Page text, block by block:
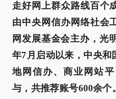
走好网上群众路线百个
由中央网信办网络社会
网发展基金会主办，光
年7月启动以来，中央和
地网信办、商业网站
与，共推荐账号600余